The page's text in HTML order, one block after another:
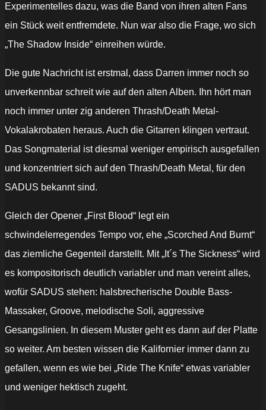
Experimentelles dazu, was die Band von ihren alten Fans
ein Stück weit entfremdete. Nun war also die Frage, wo sich
„The Shadow Inside“ einreihen würde.
Die gute Nachricht ist erstmal, dass Darren immer noch so
unverkennbar schreit wie auf den alten Alben. Ihn hört man
noch immer unter zig anderen Thrash/Death Metal-
Vokalakrobaten heraus. Auch die Gitarren klingen vertraut.
Das Songmaterial ist diesmal weniger empirisch ausgefallen
und konzentriert sich auf den Thrash/Death Metal, für den
SADUS bekannt sind.
Gleich der Opener „First Blood“ legt ein
schwindelerregendes Tempo vor, ehe „Scorched And Burnt“
das ziemliche Gegenteil darstellt. Mit „It´s The Sickness“ wird
es kompositorisch deutlich variabler und man vereint alles,
wofür SADUS stehen: halsbrecherische Double Bass-
Massaker, Groove, melodische Soli, aggressive
Gesangslinien. In diesem Muster geht es dann auf der Platte
so weiter. Am besten wissen die Kalifornier immer dann zu
gefallen, wenn es wie bei „Ride The Knife“ etwas variabler
und weniger hektisch zugeht.